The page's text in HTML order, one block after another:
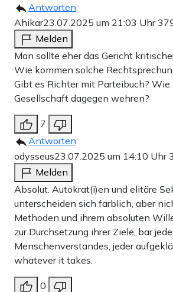
Antworten
Ahikar23.07.2025 um 21:03 Uhr
Melden
Man sollte eher das Gericht
Wie kommen solche
Gibt es Richter mit Parteibuch?
Gesellschaft dagegen wehren?
7
Antworten
odysseus23.07.2025 um 14:10 Uhr
Melden
Absolut. Autokrat(i)en und elitäre
unterscheiden sich farblich, aber
Methoden und ihrem absoluten
zur Durchsetzung ihrer Ziele, bar
Menschenverstandes, jeder
whatever it takes.
0